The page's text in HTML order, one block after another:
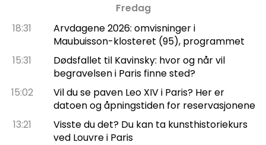
Fredag
18:31
Arvdagene 2026: omvisninger i
Maubuisson-klosteret (95), programmet
15:31
Dødsfallet til Kavinsky: hvor og når vil
begravelsen i Paris finne sted?
15:02
Vil du se paven Leo XIV i Paris? Her er
datoen og åpningstiden for reservasjonene
13:21
Visste du det? Du kan ta kunsthistoriekurs
ved Louvre i Paris